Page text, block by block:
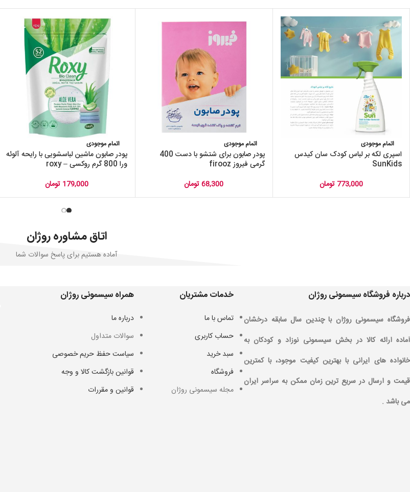
اتمام موجودی
اسپری لکه بر لباس کودک سان کیدس
SunKids
773,000تومان
اتمام موجودی
پودر صابون برای شتشو با دست 400
گرمی فیروز firooz
68,300تومان
اتمام موجودی
پودر صابون ماشین لباسشویی با رایحه آلوئه
ورا 800 گرم روکسی – roxy
179,000 تومان
اتاق مشاوره روژان
آماده هستیم برای پاسخ سوالات شما
درباره فروشگاه سیسمونی روژان
فروشگاه سیسمونی روژان با چندین سال سابقه درخشان
آماده ارائه کالا در بخش سیسمونی نوزاد و کودکان به
خانواده های ایرانی با بهترین کیفیت موجود، با کمترین
قیمت و ارسال در سریع ترین زمان ممکن به سراسر ایران
می باشد .
خدمات مشتریان
تماس با ما
حساب کاربری
سبد خرید
فروشگاه
مجله سیسمونی روژان
همراه سیسمونی روژان
درباره ما
سوالات متداول
سیاست حفظ حریم خصوصی
قوانین بازگشت کالا و وجه
قوانین و مقررات